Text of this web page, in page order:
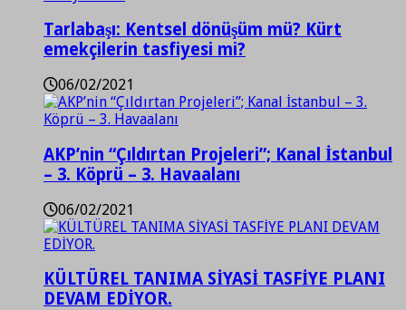
Tarlabaşı: Kentsel dönüşüm mü? Kürt
emekçilerin tasfiyesi mi?
06/02/2021
AKP’nin “Çıldırtan Projeleri”; Kanal İstanbul
– 3. Köprü – 3. Havaalanı
06/02/2021
KÜLTÜREL TANIMA SİYASİ TASFİYE PLANI
DEVAM EDİYOR.